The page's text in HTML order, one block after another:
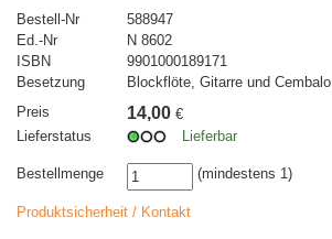
Bestell-Nr
588947
Ed.-Nr
N 8602
ISBN
9901000189171
Besetzung
Blockflöte, Gitarre und Cembalo
Preis
14,00 €
Lieferstatus
Lieferbar
Bestellmenge (mindestens 1)
Produktsicherheit / Kontakt